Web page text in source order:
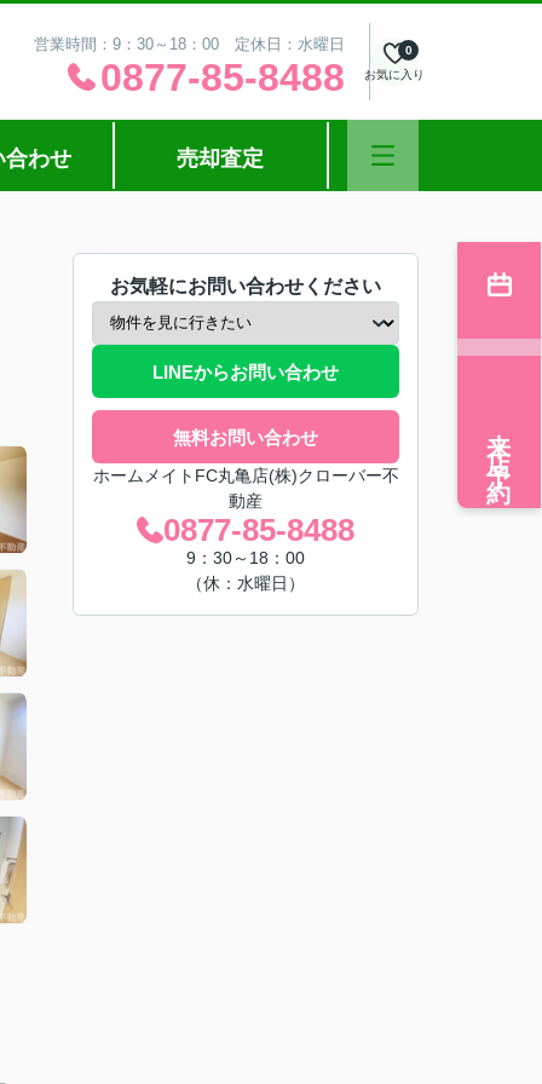
営業時間：9：30～18：00 定休日：水曜日
0877-85-8488 お気に入り
0
合わせ 売却査定
お気軽にお問い合わせください
LINEからお問い合わせ
無料お問い合わせ
ホームメイトFC丸亀店(株)クローバー不
動産
0877-85-8488
9：30～18：00
（休：水曜日）
来店予約